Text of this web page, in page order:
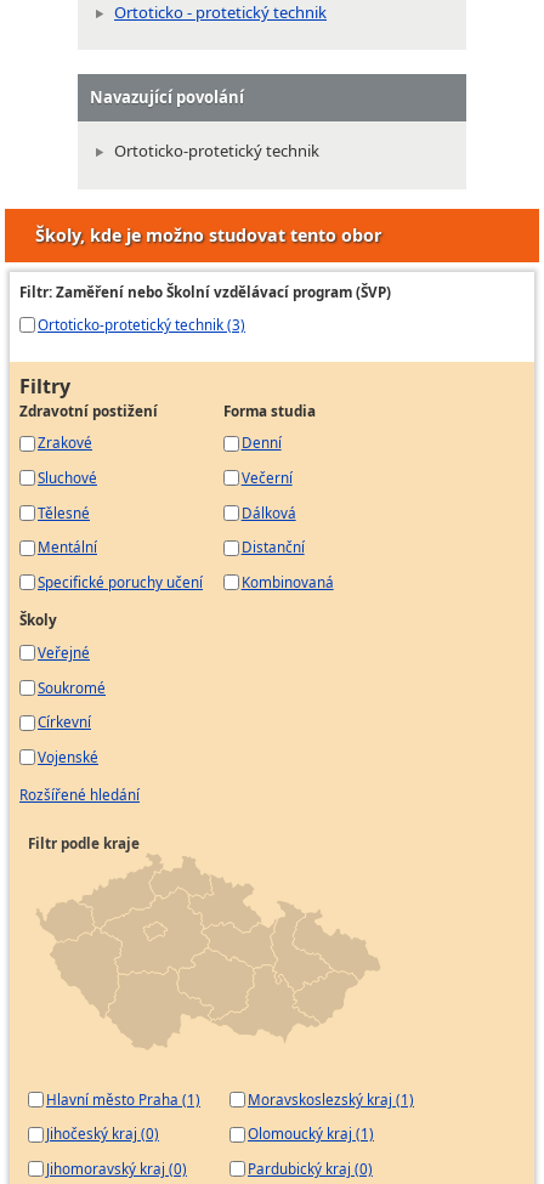
Ortoticko - protetický technik
Navazující povolání
Ortoticko-protetický technik
Školy, kde je možno studovat tento obor
Filtr: Zaměření nebo Školní vzdělávací program (ŠVP)
Ortoticko-protetický technik (3)
Filtry
Zdravotní postižení
Zrakové
Sluchové
Tělesné
Mentální
Specifické poruchy učení
Forma studia
Denní
Večerní
Dálková
Distanční
Kombinovaná
Školy
Veřejné
Soukromé
Církevní
Vojenské
Rozšířené hledání
Filtr podle kraje
Hlavní město Praha (1)
Jihočeský kraj (0)
Jihomoravský kraj (0)
Moravskoslezský kraj (1)
Olomoucký kraj (1)
Pardubický kraj (0)